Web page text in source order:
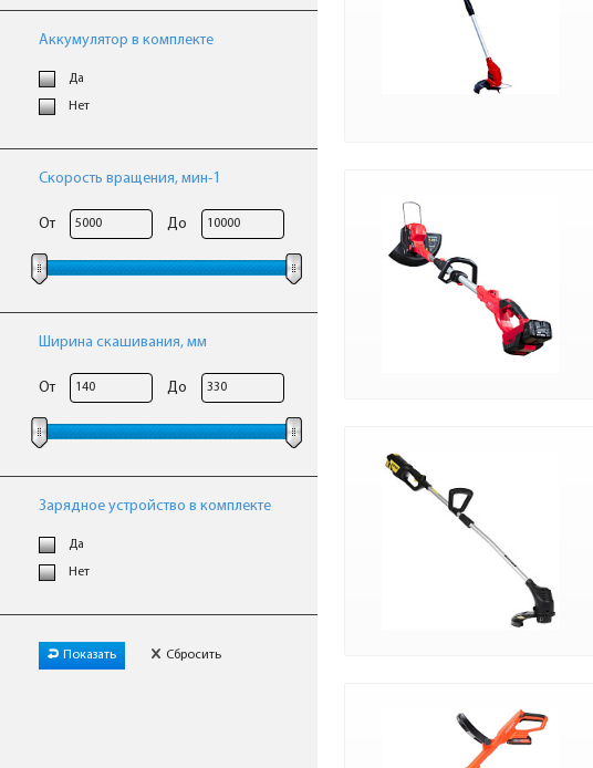
Аккумулятор в комплекте
Да
Нет
Скорость вращения, мин-1
От До
Ширина скашивания, мм
От До
Зарядное устройство в комплекте
Да
Нет
Показать Сбросить